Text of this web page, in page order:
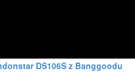
DS106S z Banggoodu